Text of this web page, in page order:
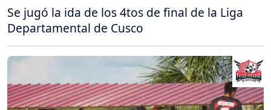
Se jugó la ida de los 4tos de final de la Liga
Departamental de Cusco